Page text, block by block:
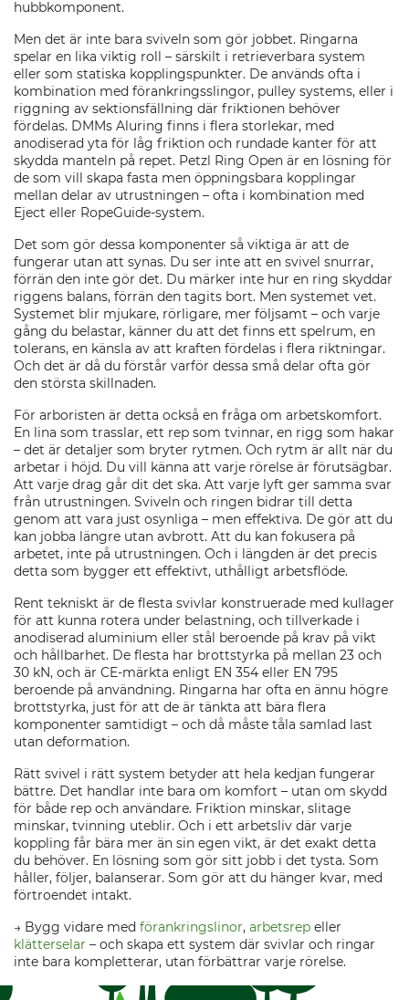
hubbkomponent.
Men det är inte bara sviveln som gör jobbet. Ringarna
spelar en lika viktig roll – särskilt i retrieverbara system
eller som statiska kopplingspunkter. De används ofta i
kombination med förankringsslingor, pulley systems, eller i
riggning av sektionsfällning där friktionen behöver
fördelas. DMMs Aluring finns i flera storlekar, med
anodiserad yta för låg friktion och rundade kanter för att
skydda manteln på repet. Petzl Ring Open är en lösning för
de som vill skapa fasta men öppningsbara kopplingar
mellan delar av utrustningen – ofta i kombination med
Eject eller RopeGuide-system.
Det som gör dessa komponenter så viktiga är att de
fungerar utan att synas. Du ser inte att en svivel snurrar,
förrän den inte gör det. Du märker inte hur en ring skyddar
riggens balans, förrän den tagits bort. Men systemet vet.
Systemet blir mjukare, rörligare, mer följsamt – och varje
gång du belastar, känner du att det finns ett spelrum, en
tolerans, en känsla av att kraften fördelas i flera riktningar.
Och det är då du förstår varför dessa små delar ofta gör
den största skillnaden.
För arboristen är detta också en fråga om arbetskomfort.
En lina som trasslar, ett rep som tvinnar, en rigg som hakar
– det är detaljer som bryter rytmen. Och rytm är allt när du
arbetar i höjd. Du vill känna att varje rörelse är förutsägbar.
Att varje drag går dit det ska. Att varje lyft ger samma svar
från utrustningen. Sviveln och ringen bidrar till detta
genom att vara just osynliga – men effektiva. De gör att du
kan jobba längre utan avbrott. Att du kan fokusera på
arbetet, inte på utrustningen. Och i längden är det precis
detta som bygger ett effektivt, uthålligt arbetsflöde.
Rent tekniskt är de flesta svivlar konstruerade med kullager
för att kunna rotera under belastning, och tillverkade i
anodiserad aluminium eller stål beroende på krav på vikt
och hållbarhet. De flesta har brottstyrka på mellan 23 och
30 kN, och är CE-märkta enligt EN 354 eller EN 795
beroende på användning. Ringarna har ofta en ännu högre
brottstyrka, just för att de är tänkta att bära flera
komponenter samtidigt – och då måste tåla samlad last
utan deformation.
Rätt svivel i rätt system betyder att hela kedjan fungerar
bättre. Det handlar inte bara om komfort – utan om skydd
för både rep och användare. Friktion minskar, slitage
minskar, tvinning uteblir. Och i ett arbetsliv där varje
koppling får bära mer än sin egen vikt, är det exakt detta
du behöver. En lösning som gör sitt jobb i det tysta. Som
håller, följer, balanserar. Som gör att du hänger kvar, med
förtroendet intakt.
→ Bygg vidare med förankringslinor, arbetsrep eller
klätterselar – och skapa ett system där svivlar och ringar
inte bara kompletterar, utan förbättrar varje rörelse.